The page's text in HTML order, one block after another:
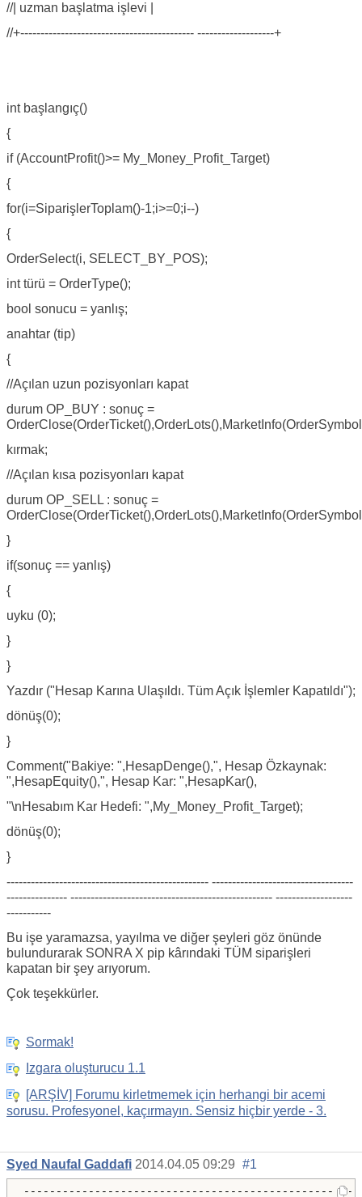
//| uzman başlatma işlevi |
//+------------------------------------------- -------------------+
int başlangıç()
{
if (AccountProfit()>= My_Money_Profit_Target)
{
for(i=SiparişlerToplam()-1;i>=0;i--)
{
OrderSelect(i, SELECT_BY_POS);
int türü = OrderType();
bool sonucu = yanlış;
anahtar (tip)
{
//Açılan uzun pozisyonları kapat
durum OP_BUY : sonuç =
kırmak;
//Açılan kısa pozisyonları kapat
durum OP_SELL : sonuç =
}
if(sonuç == yanlış)
{
uyku (0);
}
}
Yazdır ("Hesap Karına Ulaşıldı. Tüm Açık İşlemler Kapatıldı");
dönüş(0);
}
Comment("Bakiye: ",HesapDenge(),", Hesap Özkaynak:
",HesapEquity(),", Hesap Kar: ",HesapKar(),
"\nHesabım Kar Hedefi: ",My_Money_Profit_Target);
dönüş(0);
}
-------------------------------------------------- -----------------------------------
--------------- -------------------------------------------------- -------------------
-----------
Bu işe yaramazsa, yayılma ve diğer şeyleri göz önünde
bulundurarak SONRA X pip kârındaki TÜM siparişleri
kapatan bir şey arıyorum.
Çok teşekkürler.
Sormak!
Izgara oluşturucu 1.1
[ARŞİV] Forumu kirletmemek için herhangi bir acemi
sorusu. Profesyonel, kaçırmayın. Sensiz hiçbir yerde - 3.
Syed Naufal Gaddafi 2014.04.05 09:29 #1